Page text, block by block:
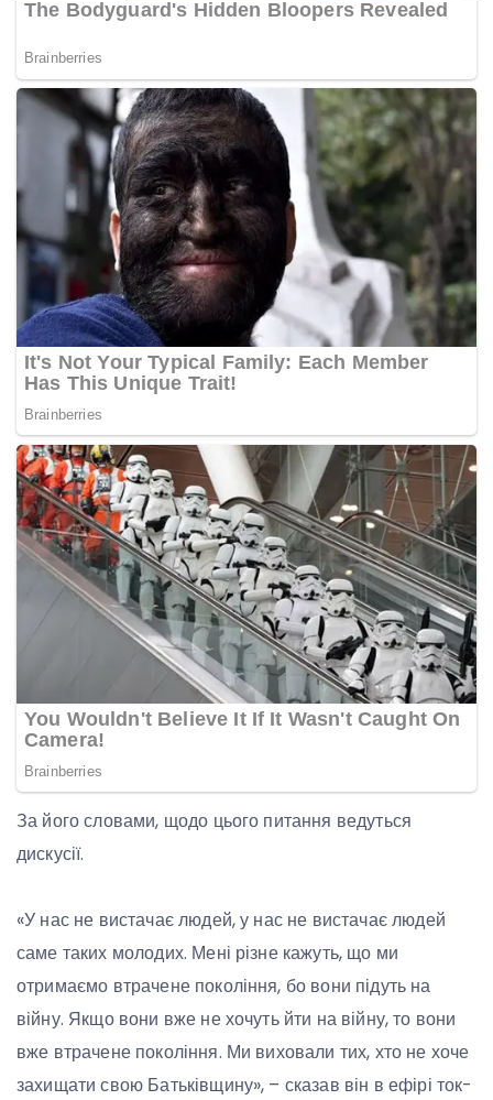
За його словами, щодо цього питання ведуться
дискусії.
«У нас не вистачає людей, у нас не вистачає людей
саме таких молодих. Мені різне кажуть, що ми
отримаємо втрачене покоління, бо вони підуть на
війну. Якщо вони вже не хочуть йти на війну, то вони
вже втрачене покоління. Ми виховали тих, хто не хоче
захищати свою Батьківщину», – сказав він в ефірі ток-